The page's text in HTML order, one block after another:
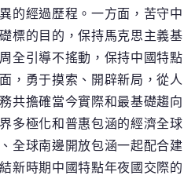
的經過歷程。一方面，苦守中
標的目的，保持馬克思主義基
全引導不搖動，保持中國特點
，勇于摸索、開辟新局，從人
共擔確當今實際和最基礎趨向
多極化和普惠包涵的經濟全球
全球南邊開放包涵一起配合建
新時期中國特點年夜國交際的